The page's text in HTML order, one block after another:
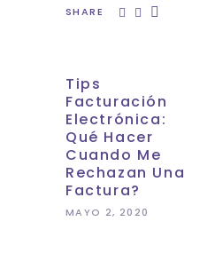
SHARE
Tips
Facturación
Electrónica:
Qué Hacer
Cuando Me
Rechazan Una
Factura?
MAYO 2, 2020